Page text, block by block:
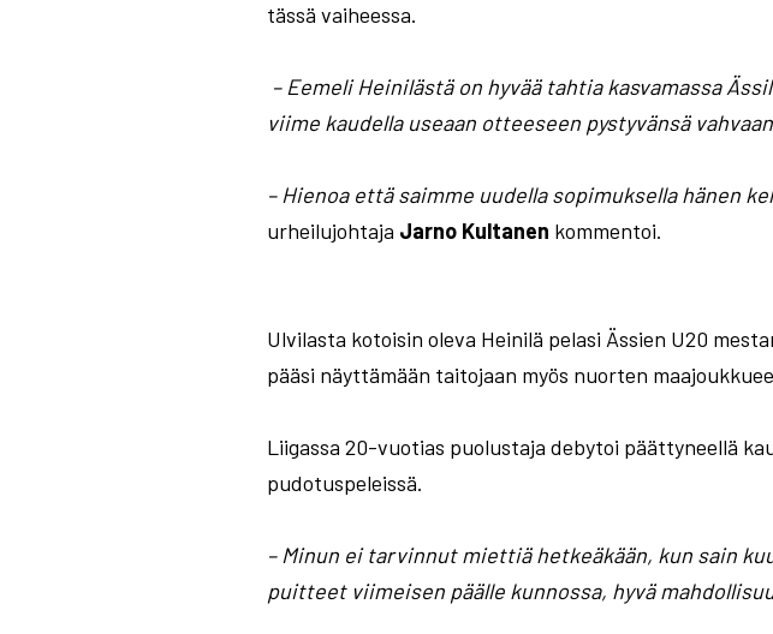
tässä vaiheessa.
– Eemeli Heinilästä on hyvää tahtia kasvamassa
viime kaudella useaan otteeseen pystyvänsä
– Hienoa että saimme uudella sopimuksella hänen
urheilujohtaja Jarno Kultanen kommentoi.
Ulvilasta kotoisin oleva Heinilä pelasi Ässien U20
pääsi näyttämään taitojaan myös nuorten
Liigassa 20-vuotias puolustaja debytoi päättyneellä
pudotuspeleissä.
– Minun ei tarvinnut miettiä hetkeäkään, kun sain
puitteet viimeisen päälle kunnossa, hyvä